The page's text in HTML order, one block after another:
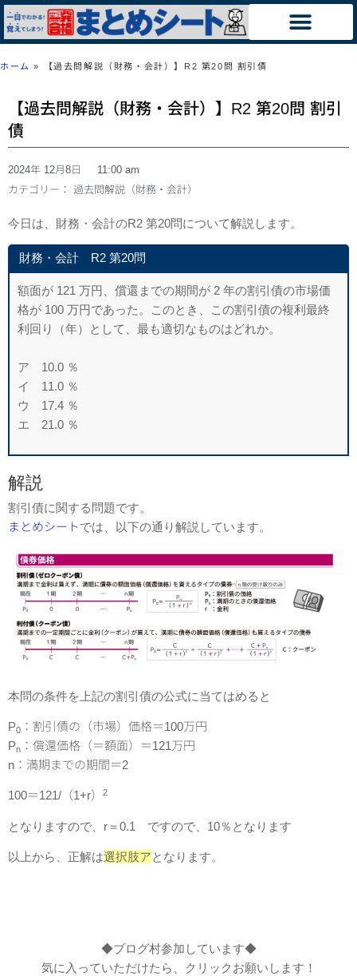
ホーム » 【過去問解説（財務・会計）】R2 第20問 割引債
【過去問解説（財務・会計）】R2 第20問 割引
債
2024年 12月8日
11:00 am
カテゴリー： 過去問解説（財務・会計）
今日は、財務・会計のR2 第20問について解説します。
財務・会計 R2 第20問
額面が 121 万円、償還までの期間が 2 年の割引債の市場価
格が 100 万円であった。このとき、この割引債の複利最終
利回り（年）として、最も適切なものはどれか。
ア 10.0 ％
イ 11.0 ％
ウ 17.4 ％
エ 21.0 ％
解説
割引債に関する問題です。
まとめシートでは、以下の通り解説しています。
本問の条件を上記の割引債の公式に当てはめると
P0 ：割引債の（市場）価格＝100万円
Pn ：償還価格（＝額面）＝121万円
n：満期までの期間＝2
100＝121/（1+r） 2
となりますので、r＝0.1 ですので、10％となります
以上から、正解は選択肢アとなります。
◆ブログ村参加しています◆
気に入っていただけたら、クリックお願いします！